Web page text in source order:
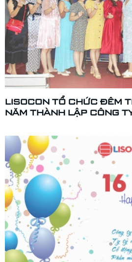
LISOCON TỔ CHỨC ĐÊM
NĂM THÀNH LẬP CÔNG